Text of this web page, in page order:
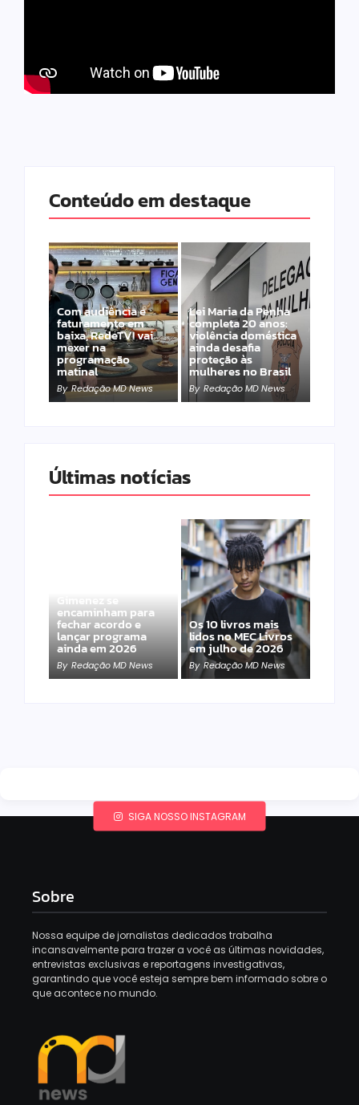
Conteúdo em destaque
Com audiência e
faturamento em
baixa, RedeTV! vai
mexer na
programação
matinal
By Redação MD News
Lei Maria da Penha
completa 20 anos:
violência doméstica
ainda desafia
proteção às
mulheres no Brasil
By Redação MD News
Últimas notícias
Gimenez se
encaminham para
fechar acordo e
lançar programa
ainda em 2026
By Redação MD News
Os 10 livros mais
lidos no MEC Livros
em julho de 2026
By Redação MD News
SIGA NOSSO INSTAGRAM
Sobre
Nossa equipe de jornalistas dedicados trabalha
incansavelmente para trazer a você as últimas novidades,
entrevistas exclusivas e reportagens investigativas,
garantindo que você esteja sempre bem informado sobre o
que acontece no mundo.